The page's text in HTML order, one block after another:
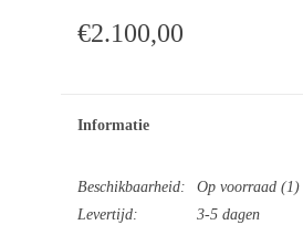
€2.100,00
Informatie
Beschikbaarheid: Op voorraad(1)
Levertijd:
3-5 dagen